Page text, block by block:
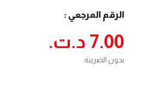
الرقم المرجعي :
7.00 د.ت.‏
بدون الضريبة